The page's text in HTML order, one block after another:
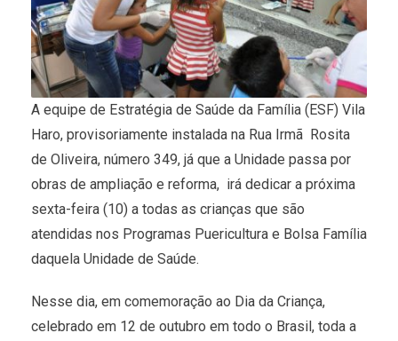
A equipe de Estratégia de Saúde da Família (ESF) Vila
Haro, provisoriamente instalada na Rua Irmã Rosita
de Oliveira, número 349, já que a Unidade passa por
obras de ampliação e reforma, irá dedicar a próxima
sexta-feira (10) a todas as crianças que são
atendidas nos Programas Puericultura e Bolsa Família
daquela Unidade de Saúde.
Nesse dia, em comemoração ao Dia da Criança,
celebrado em 12 de outubro em todo o Brasil, toda a